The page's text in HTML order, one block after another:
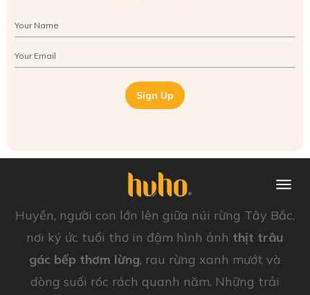
Sign Up
Huyền, người con lớn lên giữa núi rừng Tây Bắc,
nơi ký ức tuổi thơ in đậm hình ảnh thịt trâu
gác bếp thơm lừng, rau rừng xanh mướt và
dòng suối róc rách quanh năm. Những trải